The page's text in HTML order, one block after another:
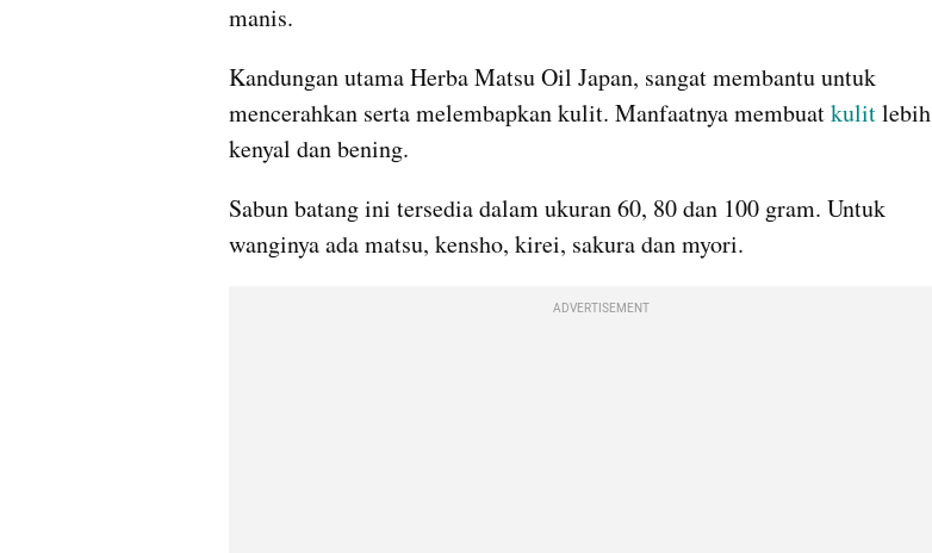
manis.
Kandungan utama Herba Matsu Oil Japan, sangat membantu untuk
mencerahkan serta melembapkan kulit. Manfaatnya membuat kulit lebih
kenyal dan bening.
Sabun batang ini tersedia dalam ukuran 60, 80 dan 100 gram. Untuk
wanginya ada matsu, kensho, kirei, sakura dan myori.
ADVERTISEMENT